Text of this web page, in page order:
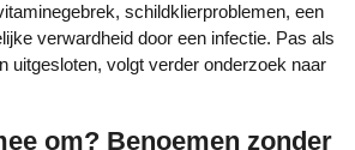
schildklierproblemen, een
verwardheid door een infectie. Pas als
uitgesloten, volgt verder onderzoek naar
om? Benoemen zonder